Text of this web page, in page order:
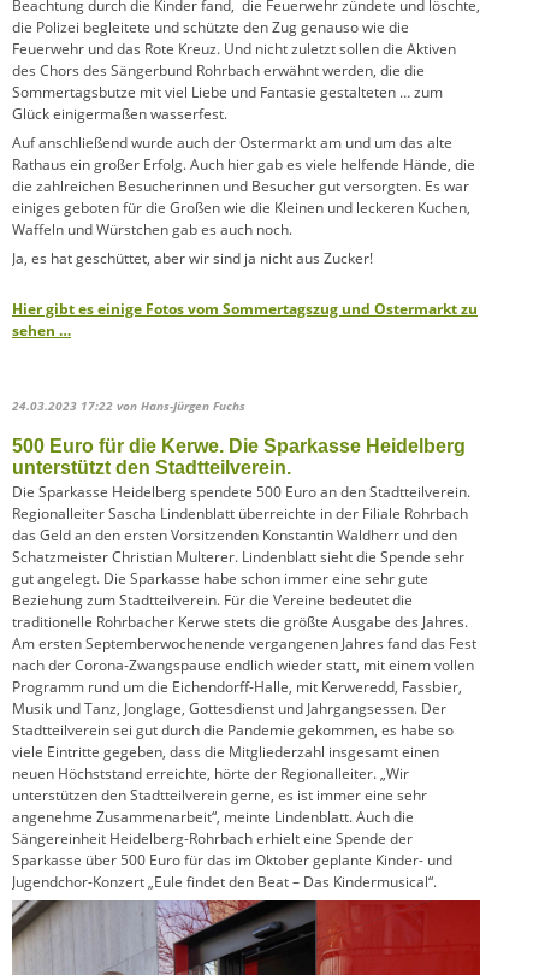
Beachtung durch die Kinder fand, die Feuerwehr zündete und löschte,
die Polizei begleitete und schützte den Zug genauso wie die
Feuerwehr und das Rote Kreuz. Und nicht zuletzt sollen die Aktiven
des Chors des Sängerbund Rohrbach erwähnt werden, die die
Sommertagsbutze mit viel Liebe und Fantasie gestalteten … zum
Glück einigermaßen wasserfest.
Auf anschließend wurde auch der Ostermarkt am und um das alte
Rathaus ein großer Erfolg. Auch hier gab es viele helfende Hände, die
die zahlreichen Besucherinnen und Besucher gut versorgten. Es war
einiges geboten für die Großen wie die Kleinen und leckeren Kuchen,
Waffeln und Würstchen gab es auch noch.
Ja, es hat geschüttet, aber wir sind ja nicht aus Zucker!
Hier gibt es einige Fotos vom Sommertagszug und Ostermarkt zu
sehen …
24.03.2023 17:22 von Hans-Jürgen Fuchs
500 Euro für die Kerwe. Die Sparkasse Heidelberg
unterstützt den Stadtteilverein.
Die Sparkasse Heidelberg spendete 500 Euro an den Stadtteilverein.
Regionalleiter Sascha Lindenblatt überreichte in der Filiale Rohrbach
das Geld an den ersten Vorsitzenden Konstantin Waldherr und den
Schatzmeister Christian Multerer. Lindenblatt sieht die Spende sehr
gut angelegt. Die Sparkasse habe schon immer eine sehr gute
Beziehung zum Stadtteilverein. Für die Vereine bedeutet die
traditionelle Rohrbacher Kerwe stets die größte Ausgabe des Jahres.
Am ersten Septemberwochenende vergangenen Jahres fand das Fest
nach der Corona-Zwangspause endlich wieder statt, mit einem vollen
Programm rund um die Eichendorff-Halle, mit Kerweredd, Fassbier,
Musik und Tanz, Jonglage, Gottesdienst und Jahrgangsessen. Der
Stadtteilverein sei gut durch die Pandemie gekommen, es habe so
viele Eintritte gegeben, dass die Mitgliederzahl insgesamt einen
neuen Höchststand erreichte, hörte der Regionalleiter. „Wir
unterstützen den Stadtteilverein gerne, es ist immer eine sehr
angenehme Zusammenarbeit“, meinte Lindenblatt. Auch die
Sängereinheit Heidelberg-Rohrbach erhielt eine Spende der
Sparkasse über 500 Euro für das im Oktober geplante Kinder- und
Jugendchor-Konzert „Eule findet den Beat – Das Kindermusical“.